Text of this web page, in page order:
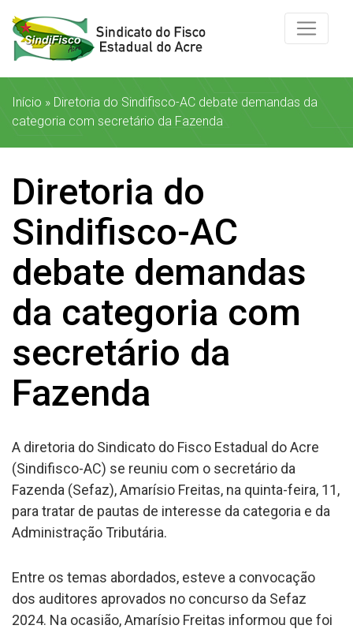
Início » Diretoria do Sindifisco-AC debate demandas da
categoria com secretário da Fazenda
Diretoria do
Sindifisco-AC
debate demandas
da categoria com
secretário da
Fazenda
A diretoria do Sindicato do Fisco Estadual do Acre
(Sindifisco-AC) se reuniu com o secretário da
Fazenda (Sefaz), Amarísio Freitas, na quinta-feira, 11,
para tratar de pautas de interesse da categoria e da
Administração Tributária.
Entre os temas abordados, esteve a convocação
dos auditores aprovados no concurso da Sefaz
2024. Na ocasião, Amarísio Freitas informou que foi